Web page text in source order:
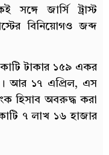
জার্সি ট্রাস্ট
বিনিয়োগও জব্দ
টাকার ১৫৯ একর
আর ১৭ এপ্রিল, এস
হিসাব অবরুদ্ধ করা
৭ লাখ ১৬ হাজার